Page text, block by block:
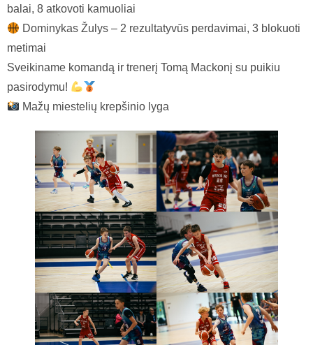
balai, 8 atkovoti kamuoliai
Dominykas Žulys – 2 rezultatyvūs perdavimai, 3 blokuoti
metimai
Sveikiname komandą ir trenerį Tomą Mackonį su puikiu
pasirodymu!
Mažų miestelių krepšinio lyga